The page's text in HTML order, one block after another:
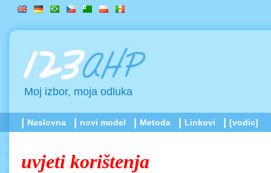
Moj izbor, moja odluka
Naslovna novi model Metoda Linkovi [vodic]
uvjeti korištenja